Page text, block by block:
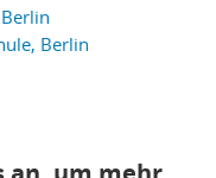
Berlin